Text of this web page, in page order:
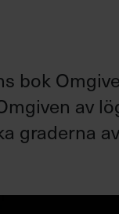
bok
av
graderna